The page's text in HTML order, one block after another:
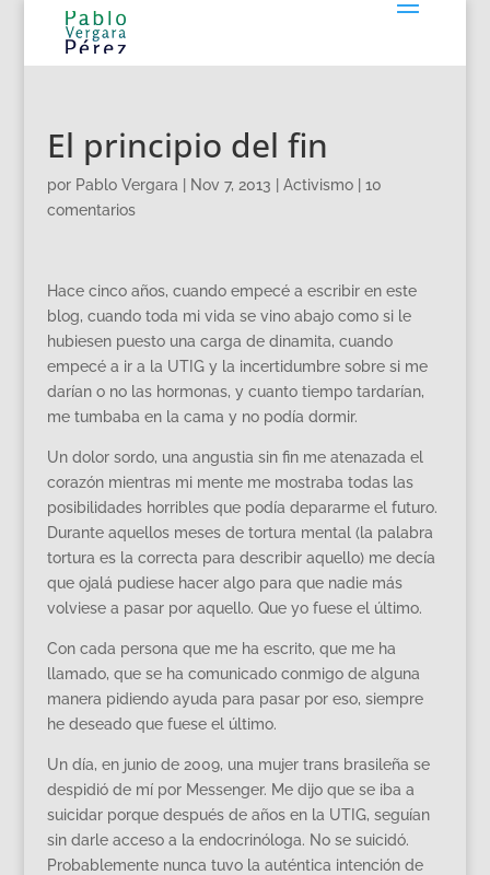
El principio del fin
por Pablo Vergara Nov 7, 2013 Activismo| 10
comentarios
Hace cinco años, cuando empecé a escribir en este
blog, cuando toda mi vida se vino abajo como si le
hubiesen puesto una carga de dinamita, cuando
empecé a ir a la UTIG y la incertidumbre sobre si me
darían o no las hormonas, y cuanto tiempo tardarían,
me tumbaba en la cama y no podía dormir.
Un dolor sordo, una angustia sin fin me atenazada el
corazón mientras mi mente me mostraba todas las
posibilidades horribles que podía depararme el futuro.
Durante aquellos meses de tortura mental (la palabra
tortura es la correcta para describir aquello) me decía
que ojalá pudiese hacer algo para que nadie más
volviese a pasar por aquello. Que yo fuese el último.
Con cada persona que me ha escrito, que me ha
llamado, que se ha comunicado conmigo de alguna
manera pidiendo ayuda para pasar por eso, siempre
he deseado que fuese el último.
Un día, en junio de 2009, una mujer trans brasileña se
despidió de mí por Messenger. Me dijo que se iba a
suicidar porque después de años en la UTIG, seguían
sin darle acceso a la endocrinóloga. No se suicidó.
Probablemente nunca tuvo la auténtica intención de